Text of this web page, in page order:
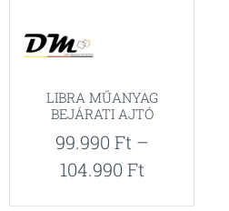
LIBRA MŰANYAG
BEJÁRATI AJTÓ
99.990 Ft –
104.990 Ft